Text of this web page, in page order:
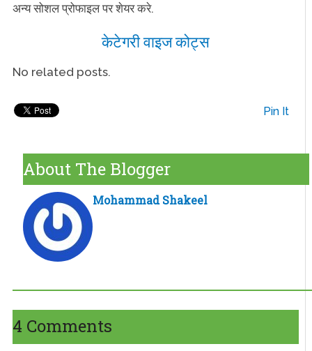
अन्य सोशल प्रोफाइल पर शेयर करे.
केटेगरी वाइज कोट्स
No related posts.
Pin It
About The Blogger
Mohammad Shakeel
4 Comments